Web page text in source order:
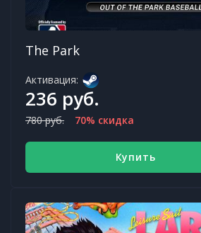
The Park
Активация:
236 руб.
780 руб. 70% скидка
Купить